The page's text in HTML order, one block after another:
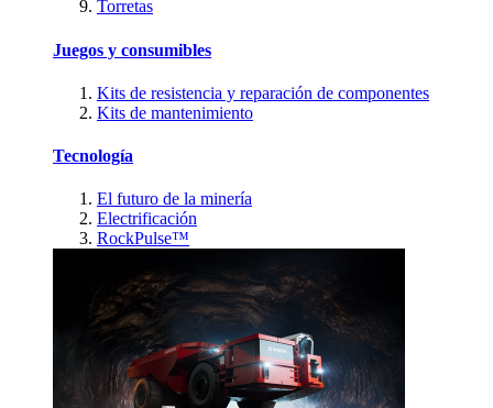
Torretas
Juegos y consumibles
Kits de resistencia y reparación de componentes
Kits de mantenimiento
Tecnología
El futuro de la minería
Electrificación
RockPulse™